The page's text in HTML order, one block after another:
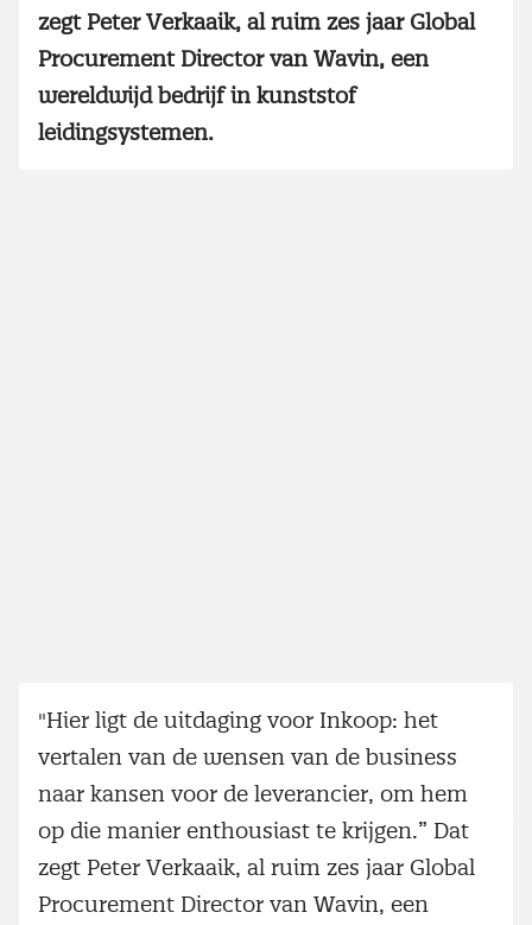
zegt Peter Verkaaik, al ruim zes jaar Global
Procurement Director van Wavin, een
wereldwijd bedrijf in kunststof
leidingsystemen.
"Hier ligt de uitdaging voor Inkoop: het
vertalen van de wensen van de business
naar kansen voor de leverancier, om hem
op die manier enthousiast te krijgen.” Dat
zegt Peter Verkaaik, al ruim zes jaar Global
Procurement Director van Wavin, een